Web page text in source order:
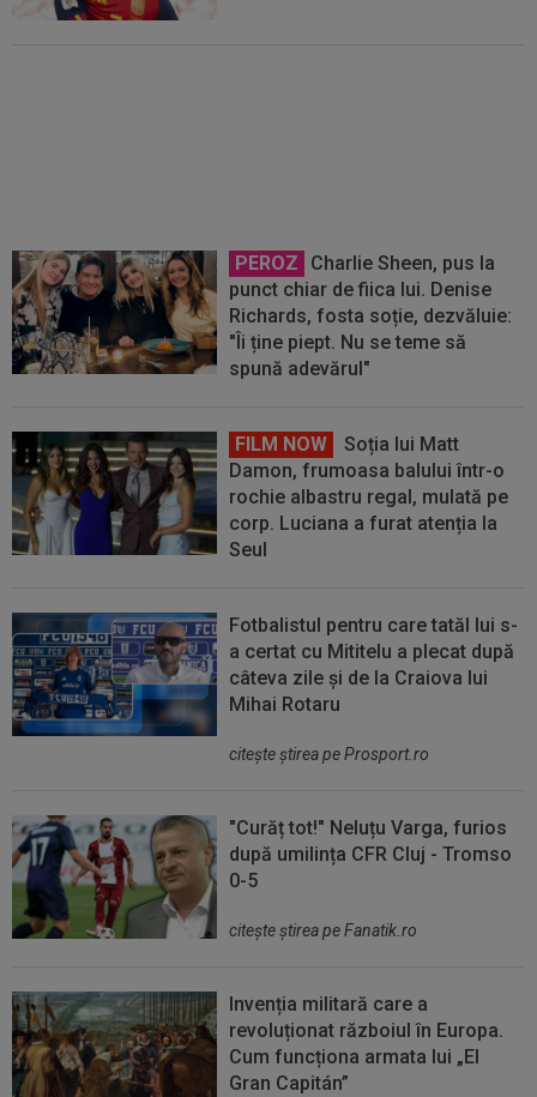
PEROZ
Charlie Sheen, pus la
punct chiar de fiica lui. Denise
Richards, fosta soție, dezvăluie:
"Îi ține piept. Nu se teme să
spună adevărul"
FILM NOW
Soția lui Matt
Damon, frumoasa balului într-o
rochie albastru regal, mulată pe
corp. Luciana a furat atenția la
Seul
Fotbalistul pentru care tatăl lui s-
a certat cu Mititelu a plecat după
câteva zile și de la Craiova lui
Mihai Rotaru
citeşte ştirea pe Prosport.ro
"Curăț tot!" Neluțu Varga, furios
după umilința CFR Cluj - Tromso
0-5
citeşte ştirea pe Fanatik.ro
Invenția militară care a
revoluționat războiul în Europa.
Cum funcționa armata lui „El
Gran Capitán”